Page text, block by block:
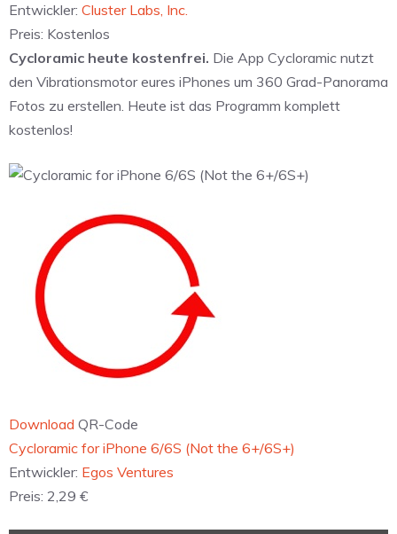
Entwickler: Cluster Labs, Inc.
Preis: Kostenlos
Cycloramic heute kostenfrei. Die App Cycloramic nutzt
den Vibrationsmotor eures iPhones um 360 Grad-Panorama
Fotos zu erstellen. Heute ist das Programm komplett
kostenlos!
Download QR-Code
Cycloramic for iPhone 6/6S (Not the 6+/6S+)
Entwickler: Egos Ventures
Preis: 2,29 €